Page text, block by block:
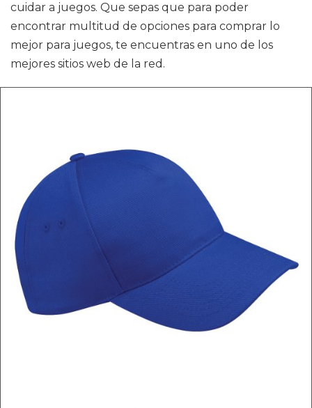
cuidar a juegos. Que sepas que para poder
encontrar multitud de opciones para comprar lo
mejor para juegos, te encuentras en uno de los
mejores sitios web de la red.